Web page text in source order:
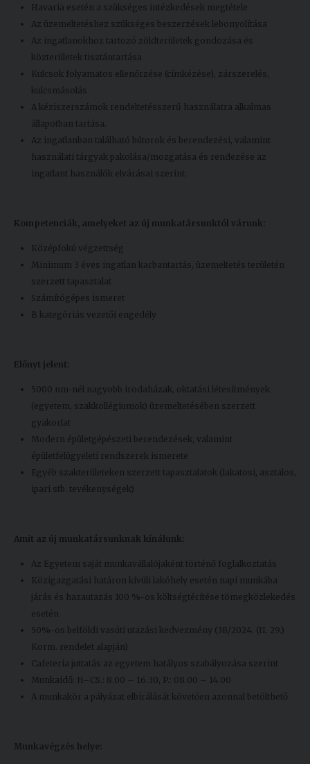
Havaria esetén a szükséges intézkedések megtétele
Az üzemeltetéshez szükséges beszerzések lebonyolítása
Az ingatlanokhoz tartozó zöldterületek gondozása és
közterületek tisztántartása
Kulcsok folyamatos ellenőrzése (címkézése), zárszerelés,
kulcsmásolás
A kéziszerszámok rendeltetésszerű használatra alkalmas
állapotban tartása.
Az ingatlanban található bútorok és berendezési, valamint
használati tárgyak pakolása/mozgatása és rendezése az
ingatlant használók elvárásai szerint.
Kompetenciák, amelyeket az új munkatársunktól várunk:
Középfokú végzettség
Minimum 3 éves ingatlan karbantartás, üzemeltetés területén
szerzett tapasztalat
Számítógépes ismeret
B kategóriás vezetői engedély
Előnyt jelent:
5000 nm-nél nagyobb irodaházak, oktatási létesítmények
(egyetem, szakkollégiumok) üzemeltetésében szerzett
gyakorlat
Modern épületgépészeti berendezések, valamint
épületfelügyeleti rendszerek ismerete
Egyéb szakterületeken szerzett tapasztalatok (lakatosi, asztalos,
ipari stb. tevékenységek)
Amit az új munkatársunknak kínálunk:
Az Egyetem saját munkavállalójaként történő foglalkoztatás
Közigazgatási határon kívüli lakóhely esetén napi munkába
járás és hazautazás 100 %-os költségtérítése tömegközlekedés
esetén
50%-os belföldi vasúti utazási kedvezmény (38/2024. (II. 29.)
Korm. rendelet alapján)
Cafeteria juttatás az egyetem hatályos szabályozása szerint
Munkaidő: H–CS.: 8.00 – 16.30, P.: 08.00 – 14.00
A munkakör a pályázat elbírálását követően azonnal betölthető
Munkavégzés helye: